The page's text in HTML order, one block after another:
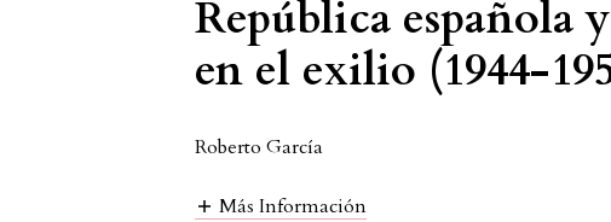
República española
en el exilio (1944-
Roberto García
Más Información